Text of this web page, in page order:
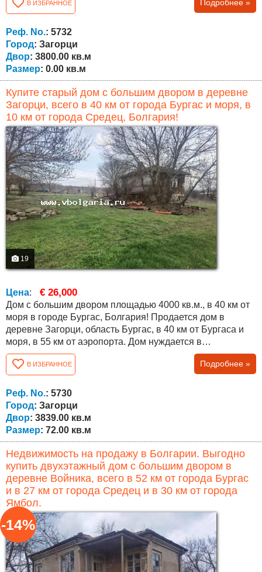
В деревне есть действующая начальная школа, детский
сад, общественный центр, церковь, почта, магазины и
многое другое. Почва очень плодородная, подходит для
любого вида сельского...
В ИЗБРАННОЕ Подробнее »
Реф. No.: 5732
Город: Загорци
Двор: 3800.00 кв.м
Размер: 0.00 кв.м
Купите старый дом с большим двором в деревне
Загорци, всего в 40 км от города Бургас и моря, в
10 км от города Средец, Болгария!
19
Цена: € 26,000
Дом с большим двором площадью 4000 кв.м., в 40 км от
моря в городе Бургас, Болгария! Продается дом в
деревне Загорци, область Бургас, в 40 км от Бургаса и
моря, в 55 км от аэропорта. Дом нуждается в
капитальном ремонте. Общая площадь дома составляет
72 кв.м., распределены между двумя этажами по две
комнаты на каждом. В доме есть электричество, вода,
интернет, колодец, который был отремонтирован два
года назад. Участок огорожен новым...
В ИЗБРАННОЕ Подробнее »
Реф. No.: 5730
Город: Загорци
Двор: 3839.00 кв.м
Размер: 72.00 кв.м
Недвижимость на продажу в Болгарии. Выгодно
купить двухэтажный дом с большим двором в
деревне Войника, всего в 52 км от города Бургас
и в 27 км от города Средец и в 30 км от города
Ямбол.
-14%